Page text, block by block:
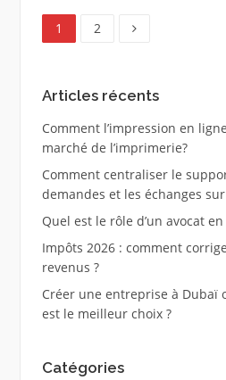
Page
1 Page
2
Articles récents
Comment l’impression en
marché de l’imprimerie?
Comment centraliser le
demandes et les échanges
Quel est le rôle d’un avocat
Impôts 2026 : comment
revenus ?
Créer une entreprise à Dubaï
est le meilleur choix ?
Catégories